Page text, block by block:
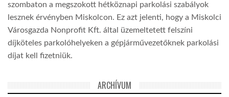
szombaton a megszokott hétköznapi parkolási szabályok
lesznek érvényben Miskolcon. Ez azt jelenti, hogy a Miskolci
Városgazda Nonprofit Kft. által üzemeltetett felszíni
díjköteles parkolóhelyeken a gépjárművezetőknek parkolási
díjat kell fizetniük.
ARCHÍVUM